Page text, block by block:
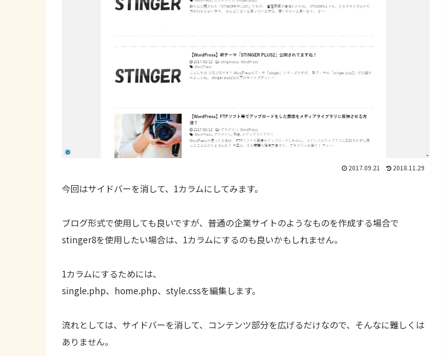
2017.09.21 2018.11.29
今回はサイドバーを消して、1カラムにしてみます。
ブログ形式で使用しても良いですが、普通の企業サイトのようなものを作成する場合で
stinger8を使用したい場合は、1カラムにするのも良いかもしれません。
1カラムにするためには、
single.php、home.php、style.cssを編集します。
流れとしては、サイドバーを消して、コンテンツ部分を広げるだけなので、そんなに難しくは
ありません。